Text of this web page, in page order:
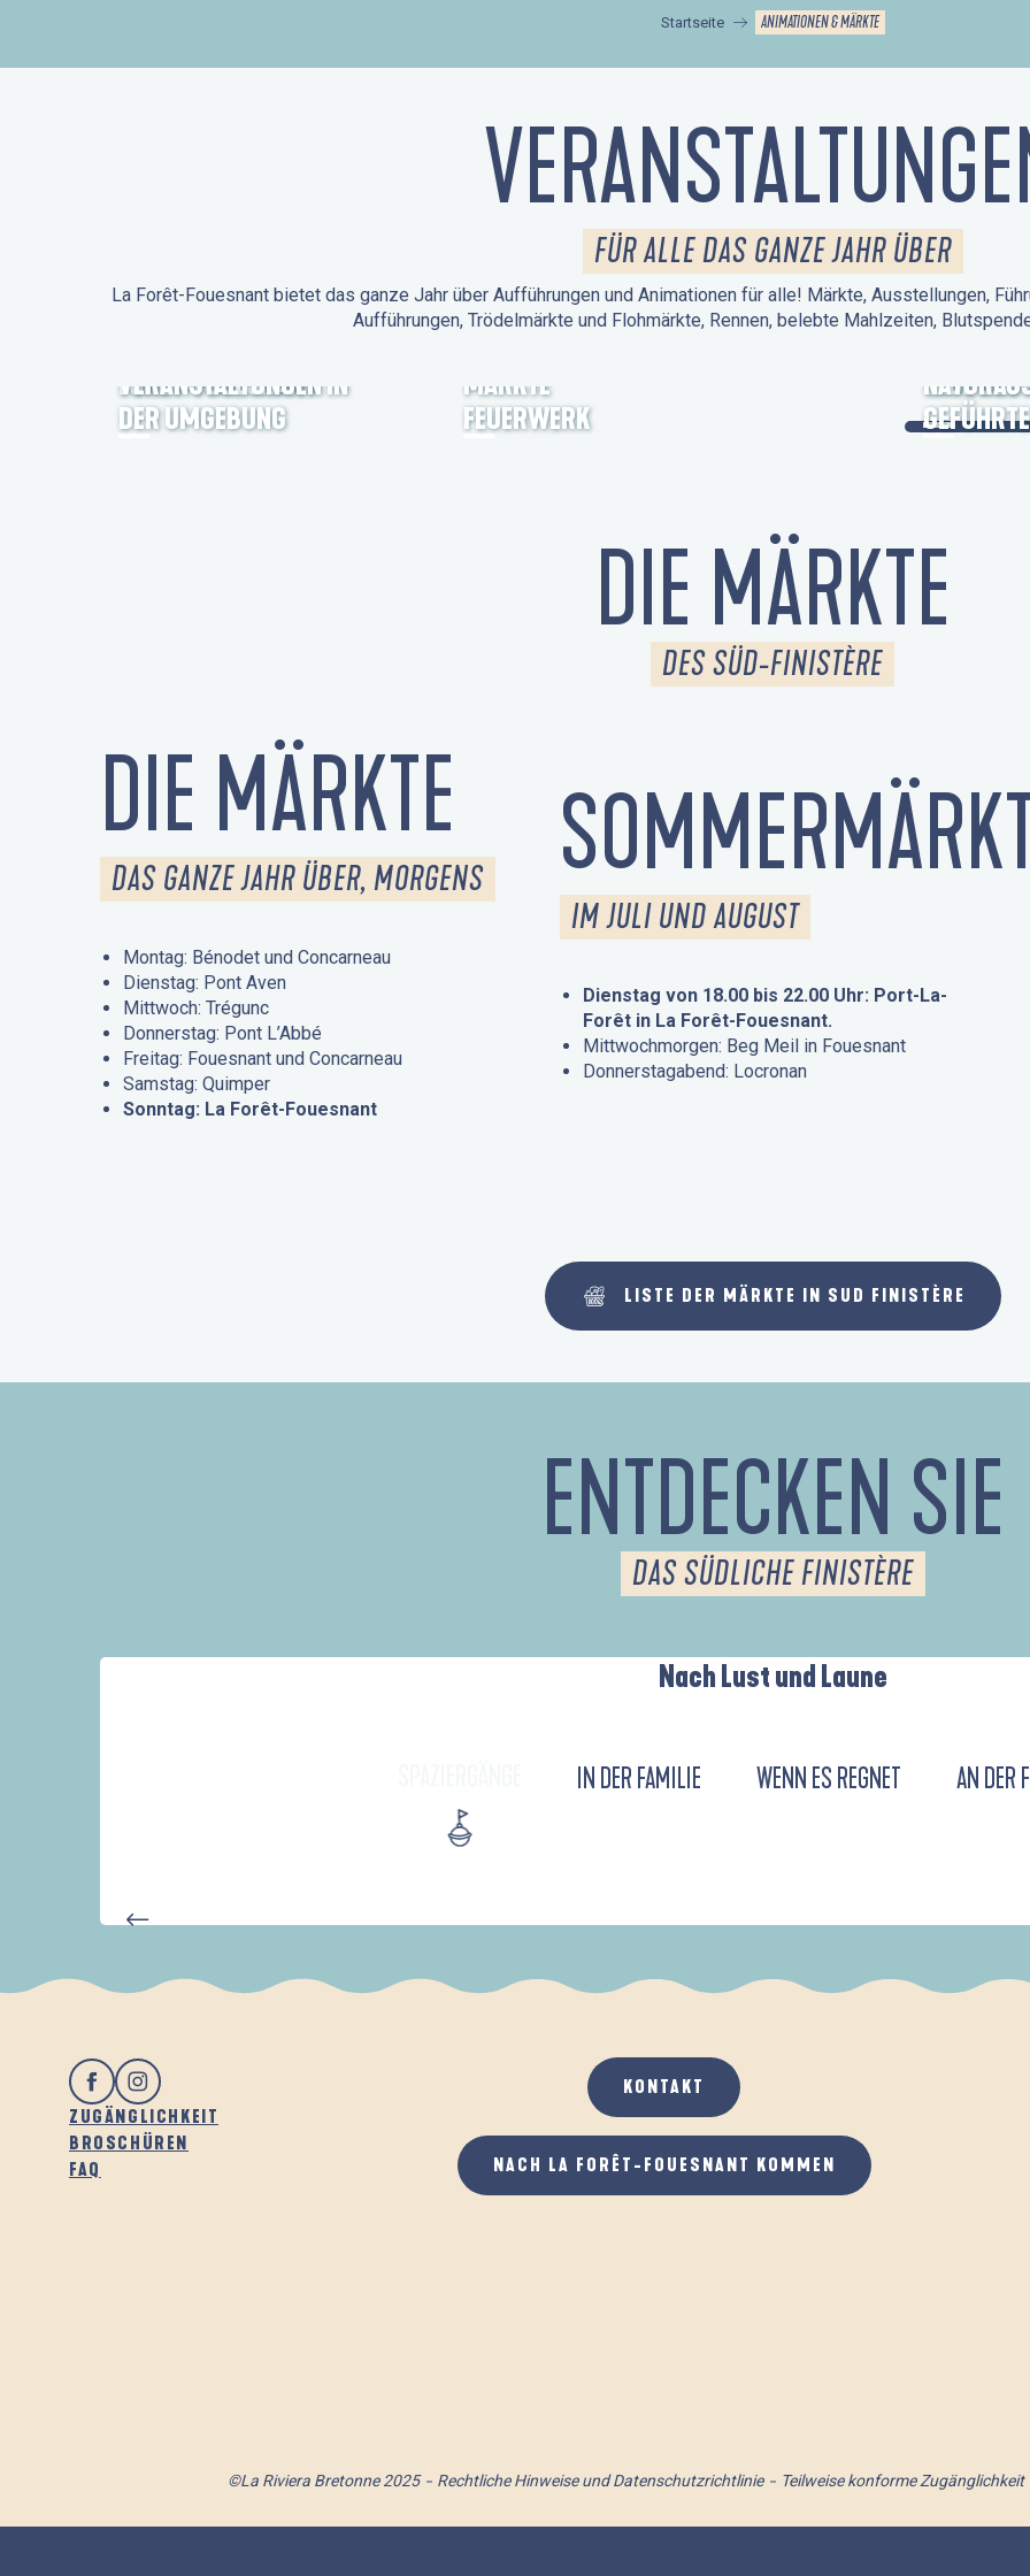
Startseite ANIMATIONEN & MÄRKTE
FÜR ALLE DAS GANZE JAHR ÜBER
La Forêt-Fouesnant bietet das ganze Jahr über Aufführungen und Animationen für alle! Märkte, Ausstellungen,
Aufführungen, Trödelmärkte und Flohmärkte, Rennen, belebte Mahlzeiten,
FORÊT-FOUESNANT
VERANSTALTUNGEN IN
DER UMGEBUNG
MÄRKTE
FEUERWERK
TAGE DES
DIE MÄRKTE
DES SÜD-FINISTÈRE
DIE MÄRKTE
DAS GANZE JAHR ÜBER, MORGENS
Montag: Bénodet und Concarneau
Dienstag: Pont Aven
Mittwoch: Trégunc
Donnerstag: Pont L’Abbé
Freitag: Fouesnant und Concarneau
Samstag: Quimper
Sonntag: La Forêt-Fouesnant
IM JULI UND AUGUST
Dienstag von 18.00 bis 22.00 Uhr: Port-La-
Forêt in La Forêt-Fouesnant.
Mittwochmorgen: Beg Meil in Fouesnant
Donnerstagabend: Locronan
LISTE DER MÄRKTE IN SUD FINISTÈRE
ENTDECKEN SIE
DAS SÜDLICHE FINISTÈRE
Nach Lust und Laune
IN DER FAMILIE WENN ES REGNET AN DER
ZUGÄNGLICHKEIT
BROSCHÜREN
FAQ
KONTAKT
NACH LA FORÊT-FOUESNANT KOMMEN
©La Riviera Bretonne 2025 Rechtliche Hinweise und Datenschutzrichtlinie Teilweise konforme Zugänglichkeit